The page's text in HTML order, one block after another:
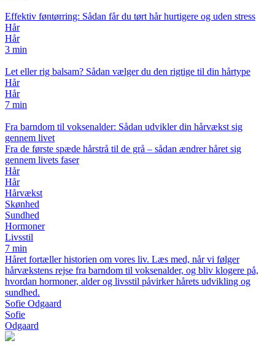
Effektiv føntørring: Sådan får du tørt hår hurtigere og uden stress
Hår
Hår
3 min
Let eller rig balsam? Sådan vælger du den rigtige til din hårtype
Hår
Hår
7 min
Fra barndom til voksenalder: Sådan udvikler din hårvækst sig
gennem livet
Fra de første spæde hårstrå til de grå – sådan ændrer håret sig
gennem livets faser
Hår
Hår
Hårvækst
Skønhed
Sundhed
Hormoner
Livsstil
7 min
Håret fortæller historien om vores liv. Læs med, når vi følger
hårvækstens rejse fra barndom til voksenalder, og bliv klogere på,
hvordan hormoner, alder og livsstil påvirker hårets udvikling og
sundhed.
Sofie Odgaard
Sofie
Odgaard